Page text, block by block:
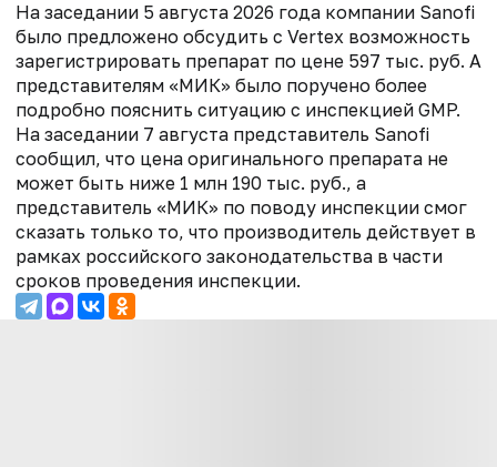
На заседании 5 августа 2026 года компании Sanofi
было предложено обсудить с Vertex возможность
зарегистрировать препарат по цене 597 тыс. руб. А
представителям «МИК» было поручено более
подробно пояснить ситуацию с инспекцией GMP.
На заседании 7 августа представитель Sanofi
сообщил, что цена оригинального препарата не
может быть ниже 1 млн 190 тыс. руб., а
представитель «МИК» по поводу инспекции смог
сказать только то, что производитель действует в
рамках российского законодательства в части
сроков проведения инспекции.